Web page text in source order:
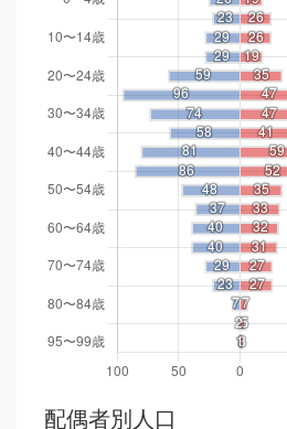
配偶者別人口